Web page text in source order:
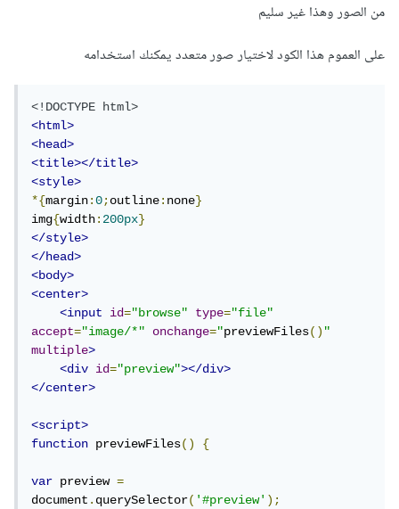
من الصور وهذا غير سليم
على العموم هذا الكود لاختيار صور متعدد يمكنك استخدامه
<!DOCTYPE html>
<html>
<head>
<title></title>
<style>
*{margin:0;outline:none}
img{width:200px}
</style>
</head>
<body>
<center>
<input
id="browse" type="file"
accept="image/*" onchange="previewFiles()"
multiple>
<div
id="preview"></div>
</center>
<script>
function previewFiles() {
var preview =
document.querySelector('#preview');